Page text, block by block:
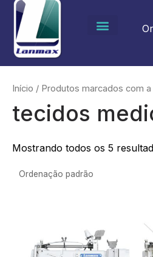
para
conteúdo
Início / Produtos marcados com
tecidos
Mostrando todos os 5